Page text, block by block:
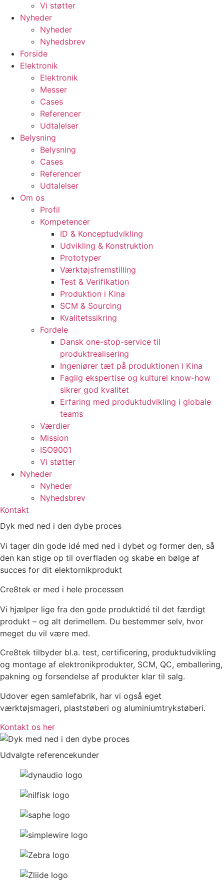
Vi støtter
Nyheder
Nyheder
Nyhedsbrev
Forside
Elektronik
Elektronik
Messer
Cases
Referencer
Udtalelser
Belysning
Belysning
Cases
Referencer
Udtalelser
Om os
Profil
Kompetencer
ID & Konceptudvikling
Udvikling & Konstruktion
Prototyper
Værktøjsfremstilling
Test & Verifikation
Produktion i Kina
SCM & Sourcing
Kvalitetssikring
Fordele
Dansk one-stop-service til
produktrealisering
Ingeniører tæt på produktionen i Kina
Faglig ekspertise og kulturel know-how
sikrer god kvalitet
Erfaring med produktudvikling i globale
teams
Værdier
Mission
ISO9001
Vi støtter
Nyheder
Nyheder
Nyhedsbrev
Kontakt
Dyk med ned i den dybe proces
Vi tager din gode idé med ned i dybet og former den, så
den kan stige op til overfladen og skabe en bølge af
succes for dit elektornikprodukt
Cre8tek er med i hele processen
Vi hjælper lige fra den gode produktidé til det færdigt
produkt – og alt derimellem. Du bestemmer selv, hvor
meget du vil være med.
Cre8tek tilbyder bl.a. test, certificering, produktudvikling
og montage af elektronikprodukter, SCM, QC, emballering,
pakning og forsendelse af produkter klar til salg.
Udover egen samlefabrik, har vi også eget
værktøjsmageri, plaststøberi og aluminiumtrykstøberi.
Kontakt os her
Udvalgte referencekunder